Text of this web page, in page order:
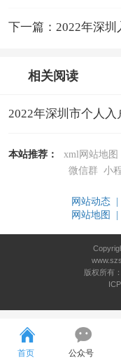
下一篇：2022年深
相关阅读
2022年深圳市个人
本站推荐： xml网站地图
微信群 小
网站动态 |
网站地图 |
版权所有
首页 公众号